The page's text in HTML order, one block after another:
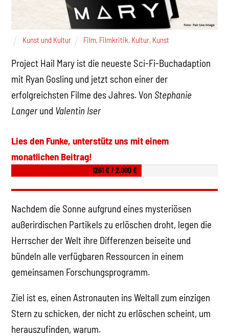
Kunst und Kultur Film, Filmkritik, Kultur, Kunst
Project Hail Mary ist die neueste Sci-Fi-Buchadaption
mit Ryan Gosling und jetzt schon einer der
erfolgreichsten Filme des Jahres. Von Stephanie
Langerund Valentin Iser
Lies den Funke, unterstütz uns mit einem
monatlichen Beitrag!
1261 € / 2.000 €
Nachdem die Sonne aufgrund eines mysteriösen
außerirdischen Partikels zu erlöschen droht, legen die
Herrscher der Welt ihre Differenzen beiseite und
bündeln alle verfügbaren Ressourcen in einem
gemeinsamen Forschungsprogramm.
Ziel ist es, einen Astronauten ins Weltall zum einzigen
Stern zu schicken, der nicht zu erlöschen scheint, um
herauszufinden, warum.